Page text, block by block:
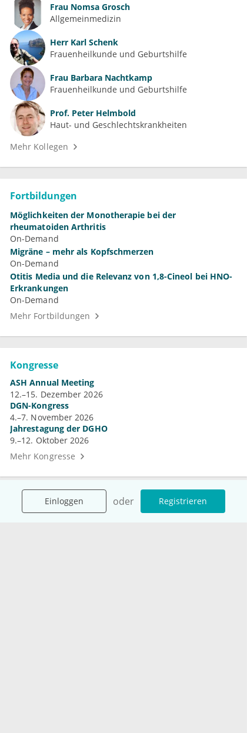
Einloggen oder Registrieren
Frau Nomsa Grosch
Allgemeinmedizin
Herr Karl Schenk
Frauenheilkunde und Geburtshilfe
Frau Barbara Nachtkamp
Frauenheilkunde und Geburtshilfe
Prof. Peter Helmbold
Haut- und Geschlechtskrankheiten
Mehr Kollegen
Fortbildungen
Möglichkeiten der Monotherapie bei der
rheumatoiden Arthritis
On-Demand
Migräne – mehr als Kopfschmerzen
On-Demand
Otitis Media und die Relevanz von 1,8-Cineol bei HNO-
Erkrankungen
On-Demand
Mehr Fortbildungen
Kongresse
ASH Annual Meeting
12.–15. Dezember 2026
DGN-Kongress
4.–7. November 2026
Jahrestagung der DGHO
9.–12. Oktober 2026
Mehr Kongresse